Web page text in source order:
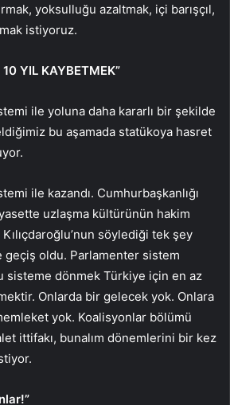
yoksulluğu azaltmak, içi barışçıl,
istiyoruz.
10 YIL KAYBETMEK”
ile yoluna daha kararlı bir şekilde
bu aşamada statükoya hasret
ile kazandı. Cumhurbaşkanlığı
uzlaşma kültürünün hakim
Kılıçdaroğlu’nun söylediği tek şey
geçiş oldu. Parlamenter sistem
sisteme dönmek Türkiye için en az
Onlarda bir gelecek yok. Onlara
yok. Koalisyonlar bölümü
ittifakı, bunalım dönemlerini bir kez